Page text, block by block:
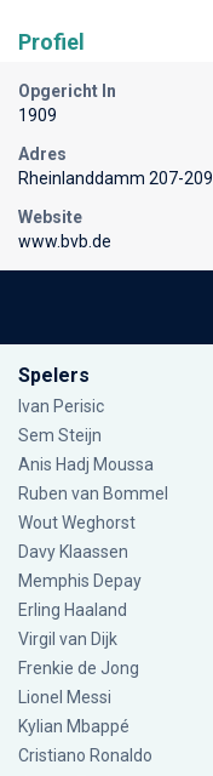
Profiel
Opgericht In
1909
Adres
Rheinlanddamm 207-209
Website
www.bvb.de
Spelers
Ivan Perisic
Sem Steijn
Anis Hadj Moussa
Ruben van Bommel
Wout Weghorst
Davy Klaassen
Memphis Depay
Erling Haaland
Virgil van Dijk
Frenkie de Jong
Lionel Messi
Kylian Mbappé
Cristiano Ronaldo